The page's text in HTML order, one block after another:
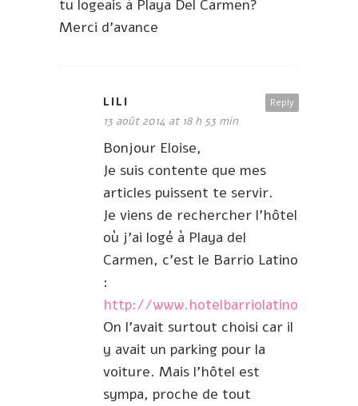
tu logeais à Playa Del Carmen?
Merci d’avance
Reply
LILI
13 août 2014 at 18 h 53 min
Bonjour Eloise,
Je suis contente que mes
articles puissent te servir.
Je viens de rechercher l’hôtel
où j’ai logé à Playa del
Carmen, c’est le Barrio Latino
:
http://www.hotelbarriolatino.com
On l’avait surtout choisi car il
y avait un parking pour la
voiture. Mais l’hôtel est
sympa, proche de tout